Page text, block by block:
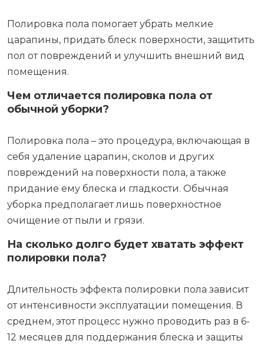
Полировка пола помогает убрать мелкие
царапины, придать блеск поверхности, защитить
пол от повреждений и улучшить внешний вид
помещения.
Чем отличается полировка пола от
обычной уборки?
Полировка пола – это процедура, включающая в
себя удаление царапин, сколов и других
повреждений на поверхности пола, а также
придание ему блеска и гладкости. Обычная
уборка предполагает лишь поверхностное
очищение от пыли и грязи.
На сколько долго будет хватать эффект
полировки пола?
Длительность эффекта полировки пола зависит
от интенсивности эксплуатации помещения. В
среднем, этот процесс нужно проводить раз в 6-
12 месяцев для поддержания блеска и защиты